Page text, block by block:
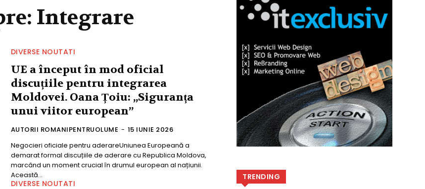
Integrare
DIVERSE NOUTATI
UE a început în mod oficial
discuțiile pentru integrarea
Moldovei. Oana Țoiu: „Siguranța
unui viitor european”
AUTORII ROMANIPENTRUOLUME - 15 IUNIE 2026
Negocieri oficiale pentru aderareUniunea Europeană a
demarat formal discuțiile de aderare cu Republica Moldova,
marcând un moment crucial în drumul european al națiunii.
Această...
DIVERSE NOUTATI
TRENDING